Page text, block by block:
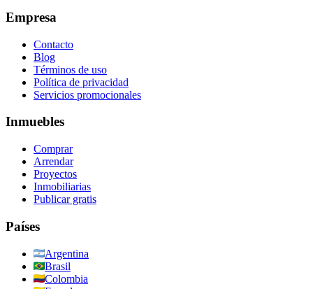
Empresa
Contacto
Blog
Términos de uso
Política de privacidad
Servicios promocionales
Inmuebles
Comprar
Arrendar
Proyectos
Inmobiliarias
Publicar gratis
Países
Argentina
Brasil
Colombia